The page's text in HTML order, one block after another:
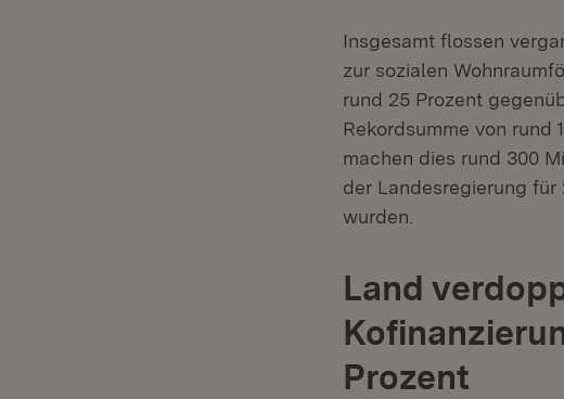
Insgesamt flossen
zur sozialen
rund 25 Prozent
Rekordsumme von rund
machen dies rund 300
der Landesregierung
wurden.
Land
Prozent